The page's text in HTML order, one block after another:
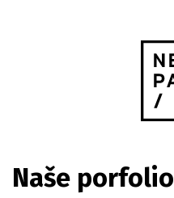
Naše porfolio